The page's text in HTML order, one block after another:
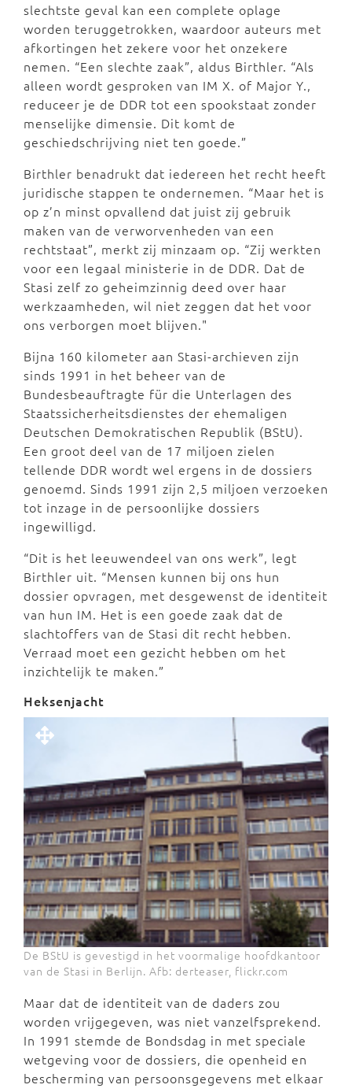
slechtste geval kan een complete oplage
worden teruggetrokken, waardoor auteurs met
afkortingen het zekere voor het onzekere
nemen. “Een slechte zaak”, aldus Birthler. “Als
alleen wordt gesproken van IM X. of Major Y.,
reduceer je de DDR tot een spookstaat zonder
menselijke dimensie. Dit komt de
geschiedschrijving niet ten goede.”
Birthler benadrukt dat iedereen het recht heeft
juridische stappen te ondernemen. “Maar het is
op z’n minst opvallend dat juist zij gebruik
maken van de verworvenheden van een
rechtstaat”, merkt zij minzaam op. “Zij werkten
voor een legaal ministerie in de DDR. Dat de
Stasi zelf zo geheimzinnig deed over haar
werkzaamheden, wil niet zeggen dat het voor
ons verborgen moet blijven."
Bijna 160 kilometer aan Stasi-archieven zijn
sinds 1991 in het beheer van de
Bundesbeauftragte für die Unterlagen des
Staatssicherheitsdienstes der ehemaligen
Deutschen Demokratischen Republik (BStU).
Een groot deel van de 17 miljoen zielen
tellende DDR wordt wel ergens in de dossiers
genoemd. Sinds 1991 zijn 2,5 miljoen verzoeken
tot inzage in de persoonlijke dossiers
ingewilligd.
“Dit is het leeuwendeel van ons werk”, legt
Birthler uit. “Mensen kunnen bij ons hun
dossier opvragen, met desgewenst de identiteit
van hun IM. Het is een goede zaak dat de
slachtoffers van de Stasi dit recht hebben.
Verraad moet een gezicht hebben om het
inzichtelijk te maken.”
Heksenjacht
De BStU is gevestigd in het voormalige hoofdkantoor
van de Stasi in Berlijn. Afb: derteaser, flickr.com
Maar dat de identiteit van de daders zou
worden vrijgegeven, was niet vanzelfsprekend.
In 1991 stemde de Bondsdag in met speciale
wetgeving voor de dossiers, die openheid en
bescherming van persoonsgegevens met elkaar